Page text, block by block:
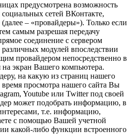
предусмотрена возможность
сетей ВКонтакте,
– «провайдеры»). Только если
самым разрешая передачу
соединение с сервером
модулей впоследствии
провайдером непосредственно в
экран Вашего компьютера.
на какую из страниц нашего
просмотра нашего сайта Вы
Youtube или Twitter под своей
может подобрать информацию, в
т.е. информацию,
с помощью Вашей учетной
какой-либо функции встроенного